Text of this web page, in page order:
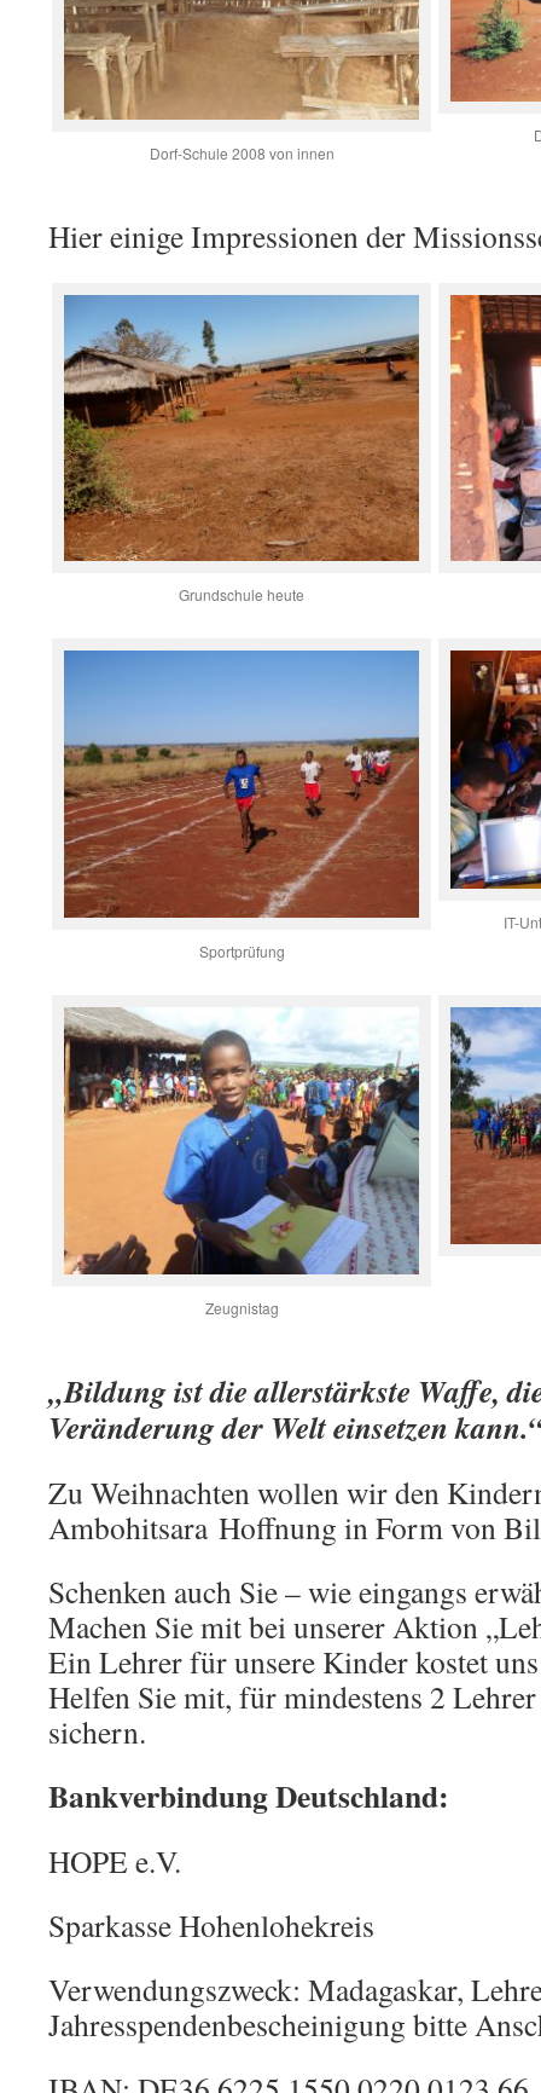
Dorf-Schule 2008 von innen
Hier einige Impressionen der
Grundschule heute
Sportprüfung
IT-
Zeugnistag
„Bildung ist die allerstärkste Waffe,
Veränderung der Welt einsetzen
Zu Weihnachten wollen wir den
Ambohitsara Hoffnung in Form von
Schenken auch Sie – wie eingangs
Machen Sie mit bei unserer Aktion
Ein Lehrer für unsere Kinder kostet
Helfen Sie mit, für mindestens 2 Lehrer
sichern.
Bankverbindung Deutschland:
HOPE e.V.
Sparkasse Hohenlohekreis
Verwendungszweck: Madagaskar,
Jahresspendenbescheinigung bitte